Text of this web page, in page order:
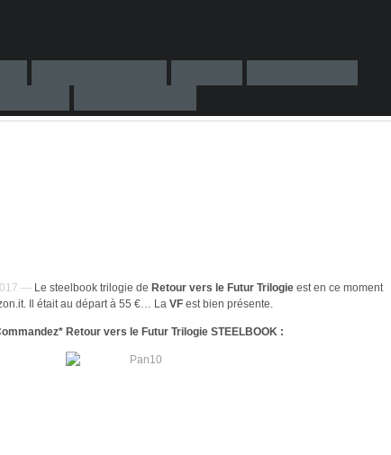
— Le steelbook trilogie de Retour vers le Futur Trilogie est en ce moment
Il était au départ à 55 €… La VF est bien présente.
Retour vers le Futur Trilogie STEELBOOK :